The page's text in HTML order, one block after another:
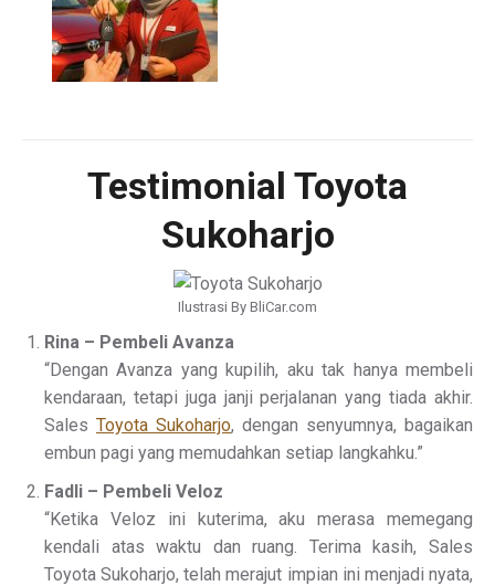
Testimonial Toyota
Sukoharjo
Ilustrasi By BliCar.com
Rina – Pembeli Avanza
“Dengan Avanza yang kupilih, aku tak hanya membeli
kendaraan, tetapi juga janji perjalanan yang tiada akhir.
Sales Toyota Sukoharjo, dengan senyumnya, bagaikan
embun pagi yang memudahkan setiap langkahku.”
Fadli – Pembeli Veloz
“Ketika Veloz ini kuterima, aku merasa memegang
kendali atas waktu dan ruang. Terima kasih, Sales
Toyota Sukoharjo, telah merajut impian ini menjadi nyata,